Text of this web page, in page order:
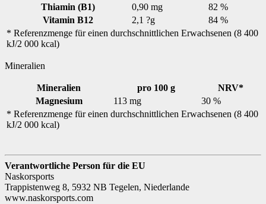
Thiamin (B1)
0,90 mg
82 %
Vitamin B12
2,1 ?g
84 %
* Referenzmenge für einen durchschnittlichen Erwachsenen (8 400
kJ/2 000 kcal)
Mineralien
Mineralien pro 100 g
NRV*
Magnesium
113 mg
30 %
* Referenzmenge für einen durchschnittlichen Erwachsenen (8 400
kJ/2 000 kcal)
Verantwortliche Person für die EU
Naskorsports
Trappistenweg 8, 5932 NB Tegelen, Niederlande
www.naskorsports.com